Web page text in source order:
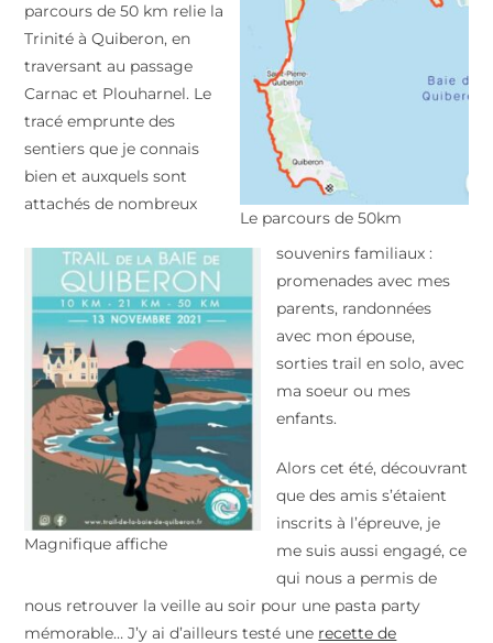
Le parcours de 50km
Magnifique affiche
parcours de 50 km relie la
Trinité à Quiberon, en
traversant au passage
Carnac et Plouharnel. Le
tracé emprunte des
sentiers que je connais
bien et auxquels sont
attachés de nombreux
souvenirs familiaux :
promenades avec mes
parents, randonnées
avec mon épouse,
sorties trail en solo, avec
ma soeur ou mes
enfants.
Alors cet été, découvrant
que des amis s’étaient
inscrits à l’épreuve, je
me suis aussi engagé, ce
qui nous a permis de
nous retrouver la veille au soir pour une pasta party
mémorable… J’y ai d’ailleurs testé une recette de